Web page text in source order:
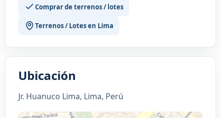
Comprar de terrenos / lotes
Terrenos / Lotes en Lima
Ubicación
Jr. Huanuco Lima, Lima, Perú